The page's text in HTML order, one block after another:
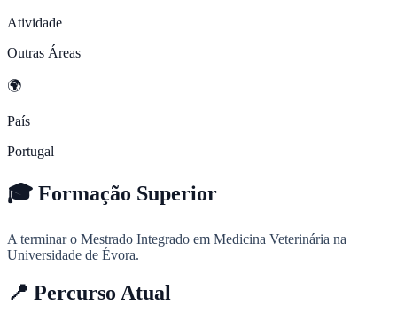
Atividade
Outras Áreas
🌍
País
Portugal
🎓 Formação Superior
A terminar o Mestrado Integrado em Medicina Veterinária na
Universidade de Évora.
📍 Percurso Atual